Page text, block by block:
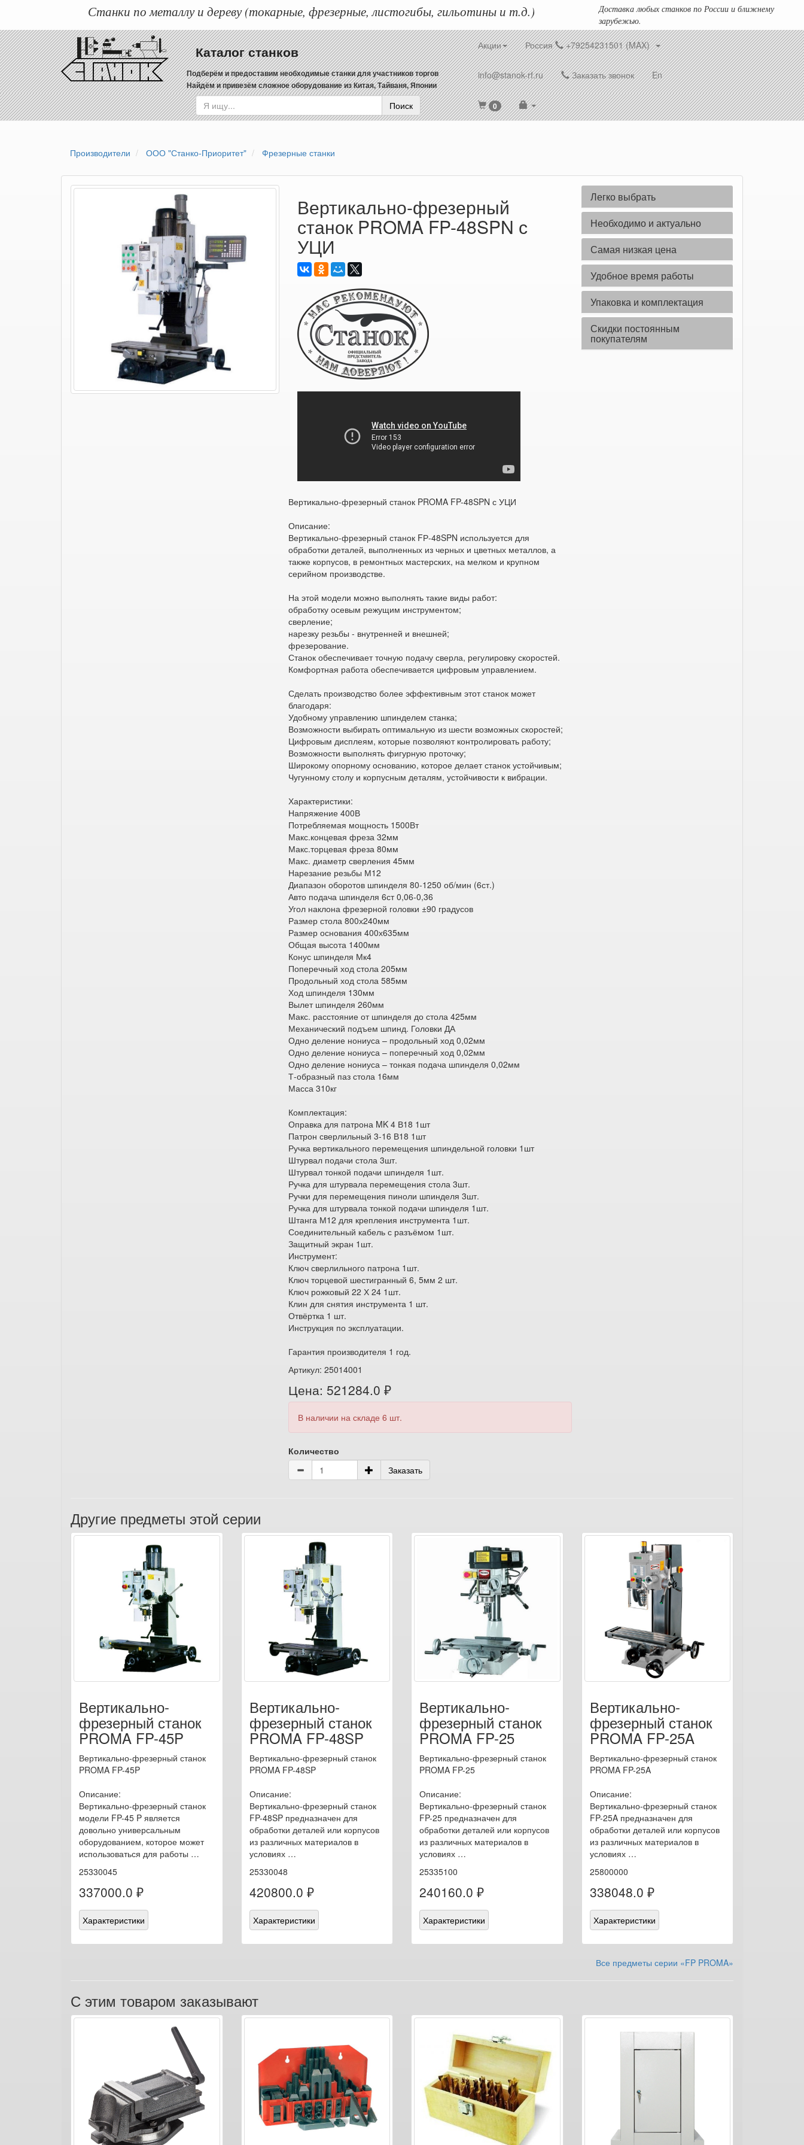
Станки по металлу и дереву (токарные, фрезерные, листогибы, гильотины и т.д.)
Доставка любых станков по России и ближнему
зарубежью.
Каталог станков
Подберём и предоставим необходимые станки для участников торгов
Найдём и привезём сложное оборудование из Китая, Тайваня, Японии
Поиск
Акции Россия +79254231501 (MAX)
info@stanok-rf.ru Заказать звонок En
0
Производители ООО "Станко-Приоритет" Фрезерные станки
Вертикально-фрезерный
станок PROMA FP-48SPN с
УЦИ
Вертикально-фрезерный станок PROMA FP-48SPN с УЦИ
Описание:
Вертикально-фрезерный станок FР-48SPN используется для
обработки деталей, выполненных из черных и цветных металлов, а
также корпусов, в ремонтных мастерских, на мелком и крупном
серийном производстве.
На этой модели можно выполнять такие виды работ:
обработку осевым режущим инструментом;
сверление;
нарезку резьбы - внутренней и внешней;
фрезерование.
Станок обеспечивает точную подачу сверла, регулировку скоростей.
Комфортная работа обеспечивается цифровым управлением.
Сделать производство более эффективным этот станок может
благодаря:
Удобному управлению шпинделем станка;
Возможности выбирать оптимальную из шести возможных скоростей;
Цифровым дисплеям, которые позволяют контролировать работу;
Возможности выполнять фигурную проточку;
Широкому опорному основанию, которое делает станок устойчивым;
Чугунному столу и корпусным деталям, устойчивости к вибрации.
Характеристики:
Напряжение 400В
Потребляемая мощность 1500Вт
Макс.концевая фреза 32мм
Макс.торцевая фреза 80мм
Макс. диаметр сверления 45мм
Нарезание резьбы М12
Диапазон оборотов шпинделя 80-1250 об/мин (6ст.)
Авто подача шпинделя 6ст 0,06-0,36
Угол наклона фрезерной головки ±90 градусов
Размер стола 800х240мм
Размер основания 400х635мм
Общая высота 1400мм
Конус шпинделя Мк4
Поперечный ход стола 205мм
Продольный ход стола 585мм
Ход шпинделя 130мм
Вылет шпинделя 260мм
Макс. расстояние от шпинделя до стола 425мм
Механический подъем шпинд. Головки ДА
Одно деление нониуса – продольный ход 0,02мм
Одно деление нониуса – поперечный ход 0,02мм
Одно деление нониуса – тонкая подача шпинделя 0,02мм
Т-образный паз стола 16мм
Масса 310кг
Комплектация:
Оправка для патрона MK 4 В18 1шт
Патрон сверлильный 3-16 В18 1шт
Ручка вертикального перемещения шпиндельной головки 1шт
Штурвал подачи стола 3шт.
Штурвал тонкой подачи шпинделя 1шт.
Ручка для штурвала перемещения стола 3шт.
Ручки для перемещения пиноли шпинделя 3шт.
Ручка для штурвала тонкой подачи шпинделя 1шт.
Штанга М12 для крепления инструмента 1шт.
Соединительный кабель с разъёмом 1шт.
Защитный экран 1шт.
Инструмент:
Ключ сверлильного патрона 1шт.
Ключ торцевой шестигранный 6, 5мм 2 шт.
Ключ рожковый 22 Х 24 1шт.
Клин для снятия инструмента 1 шт.
Отвёртка 1 шт.
Инструкция по эксплуатации.
Гарантия производителя 1 год.
Артикул: 25014001
Цена: 521284.0 ₽
В наличии на складе 6 шт.
Количество
Заказать
Легко выбрать
Необходимо и актуально
Самая низкая цена
Удобное время работы
Упаковка и комплектация
Скидки постоянным
покупателям
Другие предметы этой серии
Вертикально-
фрезерный станок
PROMA FP-45P
Вертикально-фрезерный станок
PROMA FP-45P
Описание:
Вертикально-фрезерный станок
модели FP-45 P является
довольно универсальным
оборудованием, которое может
использоваться для работы …
25330045
337000.0 ₽
Характеристики
Вертикально-
фрезерный станок
PROMA FP-48SP
Вертикально-фрезерный станок
PROMA FP-48SP
Описание:
Вертикально-фрезерный станок
FP-48SP предназначен для
обработки деталей или корпусов
из различных материалов в
условиях …
25330048
420800.0 ₽
Характеристики
Вертикально-
фрезерный станок
PROMA FP-25
Вертикально-фрезерный станок
PROMA FP-25
Описание:
Вертикально-фрезерный станок
FP-25 предназначен для
обработки деталей или корпусов
из различных материалов в
условиях …
25335100
240160.0 ₽
Характеристики
Вертикально-
фрезерный станок
PROMA FP-25A
Вертикально-фрезерный станок
PROMA FP-25A
Описание:
Вертикально-фрезерный станок
FP-25A предназначен для
обработки деталей или корпусов
из различных материалов в
условиях …
25800000
338048.0 ₽
Характеристики
Все предметы серии «FP PROMA»
С этим товаром заказывают